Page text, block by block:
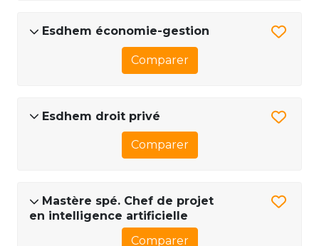
Esdhem économie-gestion
Comparer
Esdhem droit privé
Comparer
Mastère spé. Chef de projet
en intelligence artificielle
Comparer